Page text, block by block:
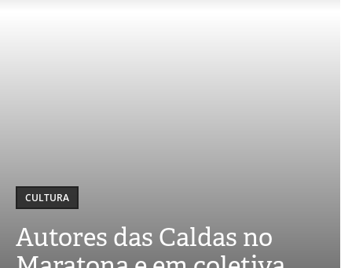
CULTURA
Autores das Caldas no